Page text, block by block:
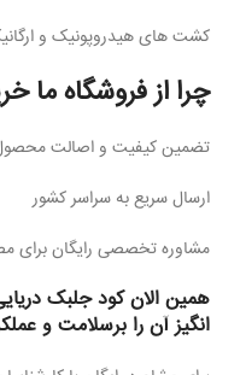
کشت های هیدروپونیک و
چرا از فروشگاه ما
تضمین کیفیت و اصالت
ارسال سریع به سراسر کشور
مشاوره تخصصی رایگان برای
همین الان کود جلبک
انگیز آن را برسلامت و